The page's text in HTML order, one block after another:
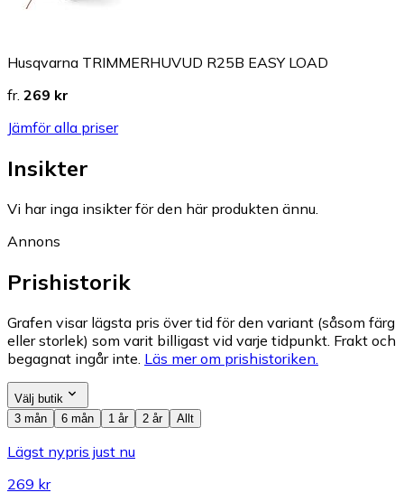
Husqvarna TRIMMERHUVUD R25B EASY LOAD
fr. 269 kr
Jämför alla priser
Insikter
Vi har inga insikter för den här produkten ännu.
Annons
Prishistorik
Grafen visar lägsta pris över tid för den variant (såsom färg
eller storlek) som varit billigast vid varje tidpunkt. Frakt och
begagnat ingår inte. Läs mer om prishistoriken.
Välj butik
3 mån
6 mån 1 år 2 år Allt
Lägst nypris just nu
269 kr